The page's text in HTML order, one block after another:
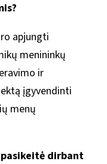
apjungti
menininkų
ir
įgyvendinti
menų
pasikeitė dirbant